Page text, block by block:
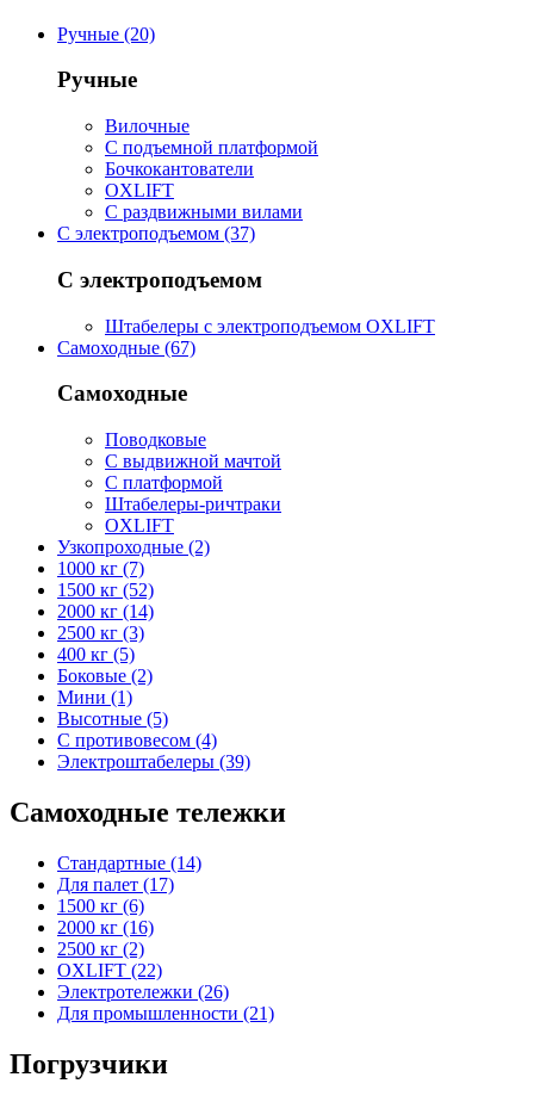
Ручные (20)
Ручные
Вилочные
С подъемной платформой
Бочкокантователи
OXLIFT
С раздвижными вилами
С электроподъемом (37)
С электроподъемом
Штабелеры с электроподъемом OXLIFT
Самоходные (67)
Самоходные
Поводковые
С выдвижной мачтой
С платформой
Штабелеры-ричтраки
OXLIFT
Узкопроходные (2)
1000 кг (7)
1500 кг (52)
2000 кг (14)
2500 кг (3)
400 кг (5)
Боковые (2)
Мини (1)
Высотные (5)
С противовесом (4)
Электроштабелеры (39)
Самоходные тележки
Стандартные (14)
Для палет (17)
1500 кг (6)
2000 кг (16)
2500 кг (2)
OXLIFT (22)
Электротележки (26)
Для промышленности (21)
Погрузчики